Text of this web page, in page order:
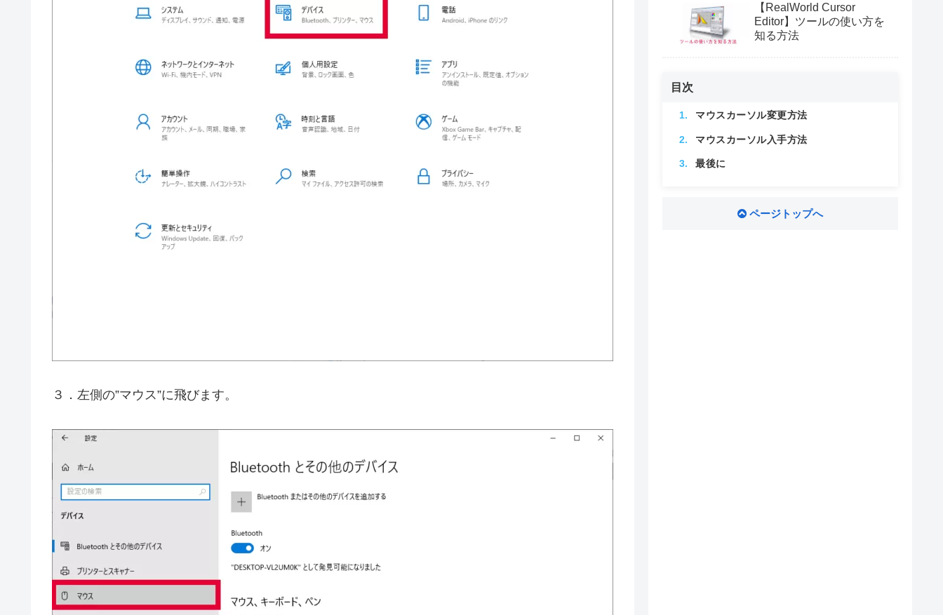
３．左側の”マウス”に飛びます。
【RealWorld Cursor
Editor】ツールの使い方を
知る方法
目次
マウスカーソル変更方法
マウスカーソル入手方法
最後に
ページトップへ